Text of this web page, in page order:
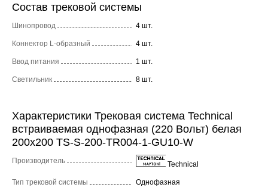
Состав трековой системы
Шинопровод 4 шт.
Коннектор L-образный 4 шт.
Ввод питания 1 шт.
Светильник 8 шт.
Характеристики Трековая система Technical
встраиваемая однофазная (220 Вольт) белая
200x200 TS-S-200-TR004-1-GU10-W
Производитель Technical
Тип трековой системы Однофазная